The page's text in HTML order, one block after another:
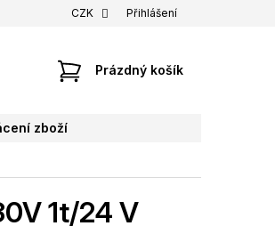
CZK Přihlášení
NÁKUPNÍ
Prázdný košík
zboží
1t/24 V